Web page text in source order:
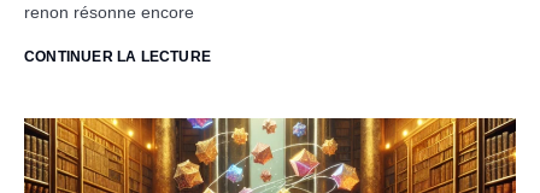
renon résonne encore
CONTINUER LA LECTURE